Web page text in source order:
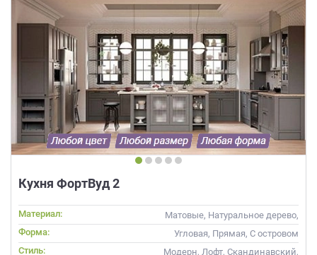
Кухня ФортВуд 2
Материал:
Матовые, Натуральное дерево,
Стекло, Массив
Форма:
Угловая, Прямая, С островом
Стиль:
Модерн, Лофт, Скандинавский,